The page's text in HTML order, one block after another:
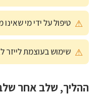
טיפול על ידי מי שאינו
שימוש בעוצמת לייזר
ההליך, שלב אחר